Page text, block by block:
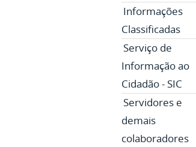
Informações
Classificadas
Serviço de
Informação ao
Cidadão - SIC
Servidores e
demais
colaboradores